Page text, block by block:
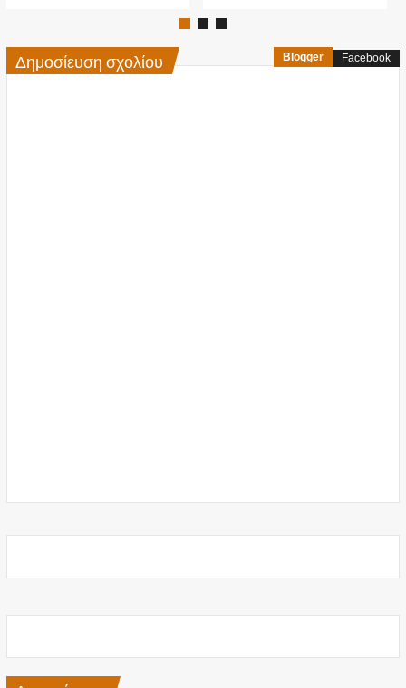
Δημοσίευση σχολίου Blogger Facebook